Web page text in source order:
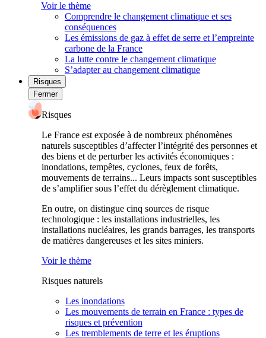
Voir le thème
Comprendre le changement climatique et ses
conséquences
Les émissions de gaz à effet de serre et l’empreinte
carbone de la France
La lutte contre le changement climatique
S’adapter au changement climatique
Risques
Fermer
Risques
Le France est exposée à de nombreux phénomènes
naturels susceptibles d’affecter l’intégrité des personnes et
des biens et de perturber les activités économiques :
inondations, tempêtes, cyclones, feux de forêts,
mouvements de terrains... Leurs impacts sont susceptibles
de s’amplifier sous l’effet du dérèglement climatique.
En outre, on distingue cinq sources de risque
technologique : les installations industrielles, les
installations nucléaires, les grands barrages, les transports
de matières dangereuses et les sites miniers.
Voir le thème
Risques naturels
Les inondations
Les mouvements de terrain en France : types de
risques et prévention
Les tremblements de terre et les éruptions